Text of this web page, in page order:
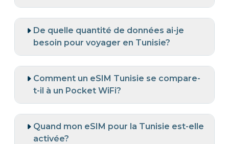
De quelle quantité de données ai-je
besoin pour voyager en Tunisie?
Comment un eSIM Tunisie se compare-
t-il à un Pocket WiFi?
Quand mon eSIM pour la Tunisie est-elle
activée?